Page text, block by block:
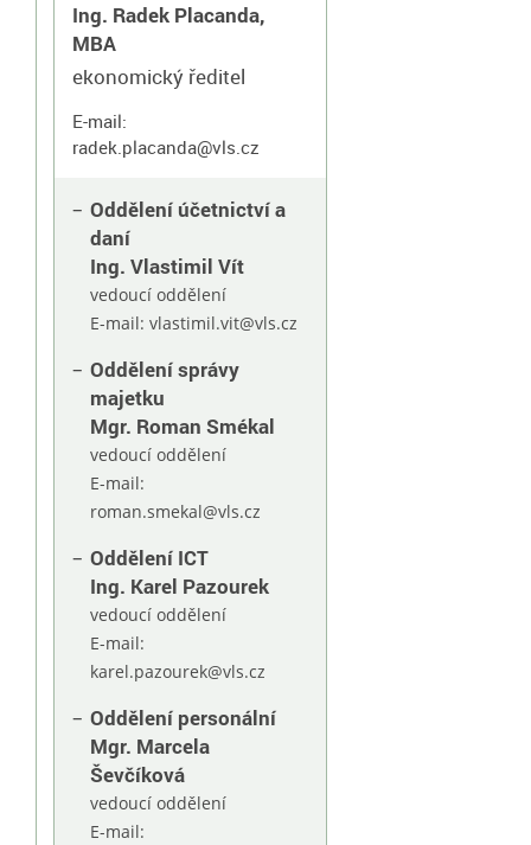
Ing. Radek Placanda,
MBA
ekonomický ředitel
E-mail:
radek.placanda@vls.cz
Oddělení účetnictví a
daní
Ing. Vlastimil Vít
vedoucí oddělení
E-mail: vlastimil.vit@vls.cz
Oddělení správy
majetku
Mgr. Roman Smékal
vedoucí oddělení
E-mail:
roman.smekal@vls.cz
Oddělení ICT
Ing. Karel Pazourek
vedoucí oddělení
E-mail:
karel.pazourek@vls.cz
Oddělení personální
Mgr. Marcela
Ševčíková
vedoucí oddělení
E-mail: